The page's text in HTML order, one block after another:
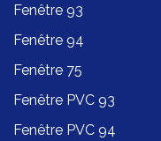
Fenêtre 93
Fenêtre 94
Fenêtre 75
Fenêtre PVC 93
Fenêtre PVC 94